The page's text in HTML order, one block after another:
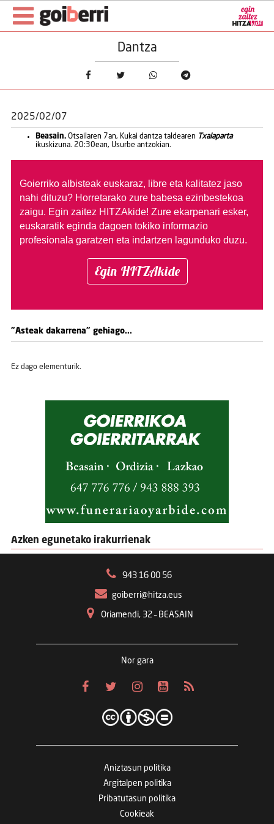
Dantza
2025/02/07
Beasain.Otsailaren 7an, Kukai dantza taldearen Txalaparta
ikuskizuna. 20:30ean, Usurbe antzokian.
Goierriko albisteak euskaraz, libre eta kalitatez jaso
nahi dituzu? Horretarako zure babesa ezinbestekoa
zaigu. Egin zaitez HITZAkide! Zure ekarpenari esker,
euskaratik eginda dagoen tokiko informazio
profesionala garatzen eta indartzen lagunduko duzu.
Egin HITZAkide
"Asteak dakarrena" gehiago...
Ez dago elementurik.
Azken egunetako irakurrienak
943 16 00 56
goiberri@hitza.eus
Oriamendi, 32 – BEASAIN
Nor gara
Aniztasun politika
Argitalpen politika
Pribatutasun politika
Cookieak